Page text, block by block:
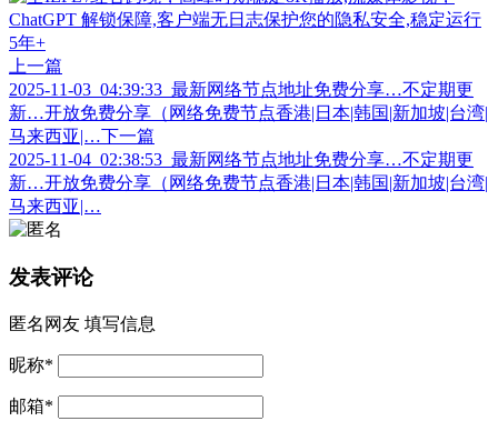
上一篇
2025-11-03_04:39:33_最新网络节点地址免费分享…不定期更
新…开放免费分享（网络免费节点香港|日本|韩国|新加坡|台湾|
马来西亚|… 下一篇
2025-11-04_02:38:53_最新网络节点地址免费分享…不定期更
新…开放免费分享（网络免费节点香港|日本|韩国|新加坡|台湾|
马来西亚|…
发表评论
匿名网友 填写信息
昵称*
邮箱*